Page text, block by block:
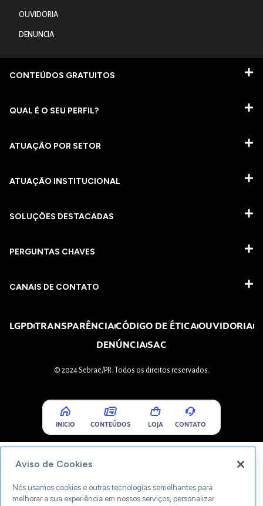
OUVIDORIA
DENUNCIA
CONTEÚDOS GRATUITOS
QUAL É O SEU PERFIL?
ATUAÇÃO POR SETOR
ATUAÇÃO INSTITUCIONAL
SOLUÇÕES DESTACADAS
PERGUNTAS CHAVES​
CANAIS DE CONTATO
LGPDTRANSPARÊNCIACÓDIGO DE ÉTICAOUVIDORIA
DENÚNCIASAC
© 2024 Sebrae/PR. Todos os direitos reservados.
INICIO CONTEÚDOS LOJA CONTATO
Aviso de Cookies
Nós usamos cookies e outras tecnologias semelhantes para
melhorar a sua experiência em nossos serviços, personalizar